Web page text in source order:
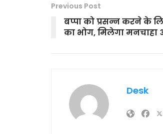
Previous Post
बप्पा को प्रसन्न करने के
का भोग, मिलेगा मनचाहा
Desk